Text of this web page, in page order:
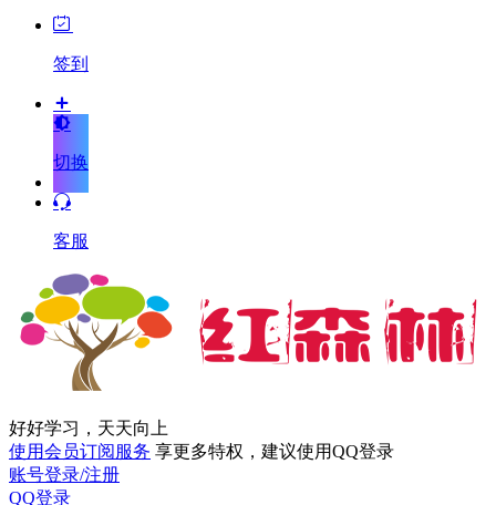
签到
切换
客服
好好学习，天天向上
使用会员订阅服务 享更多特权，建议使用QQ登录
账号登录/注册
QQ登录